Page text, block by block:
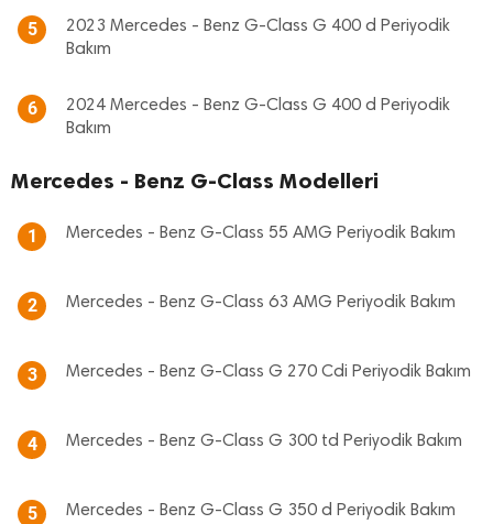
5
2023 Mercedes - Benz G-Class G 400 d Periyodik
Bakım
6
2024 Mercedes - Benz G-Class G 400 d Periyodik
Bakım
Mercedes - Benz G-Class Modelleri
1 Mercedes - Benz G-Class 55 AMG Periyodik Bakım
2 Mercedes - Benz G-Class 63 AMG Periyodik Bakım
3 Mercedes - Benz G-Class G 270 Cdi Periyodik Bakım
4 Mercedes - Benz G-Class G 300 td Periyodik Bakım
5 Mercedes - Benz G-Class G 350 d Periyodik Bakım